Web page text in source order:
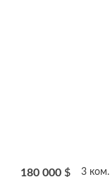
180 000 $ 3 ком.